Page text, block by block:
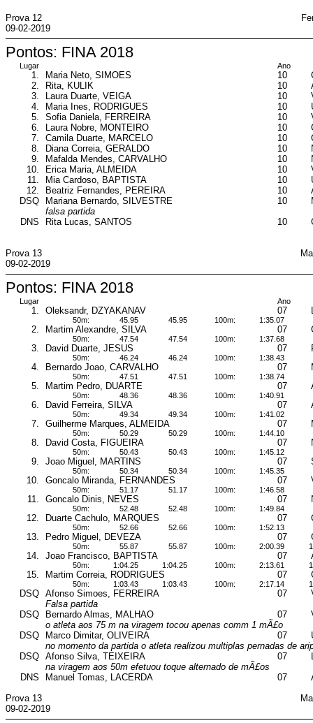
Prova 12
09-02-2019
Pontos: FINA 2018
Lugar Ano
1. Maria Neto, SIMOES 10
2.
Rita, KULIK 10
3.
Laura Duarte, VEIGA 10
4.
Maria Ines, RODRIGUES 10
5.
Sofia Daniela, FERREIRA 10
6.
Laura Nobre, MONTEIRO 10
7.
Camila Duarte, MARCELO 10
8.
Diana Correia, GERALDO 10
9.
Mafalda Mendes, CARVALHO 10
10.
Erica Maria, ALMEIDA 10
11.
Mia Cardoso, BAPTISTA 10
12.
Beatriz Fernandes, PEREIRA 10
DSQ
Mariana Bernardo, SILVESTRE 10
falsa partida
DNS
Rita Lucas, SANTOS 10
Prova 13
09-02-2019
Pontos: FINA 2018
Lugar Ano
1. Oleksandr, DZYAKANAV 07
50m: 45.95 45.95 100m: 1:35.07
2. Martim Alexandre, SILVA 07
50m: 47.54 47.54 100m: 1:37.68
3. David Duarte, JESUS 07
50m: 46.24 46.24 100m: 1:38.43
4. Bernardo Joao, CARVALHO 07
50m: 47.51 47.51 100m: 1:38.74
5. Martim Pedro, DUARTE 07
50m: 48.36 48.36 100m: 1:40.91
6. David Ferreira, SILVA 07
50m: 49.34 49.34 100m: 1:41.02
7. Guilherme Marques, ALMEIDA 07
50m: 50.29 50.29 100m: 1:44.10
8. David Costa, FIGUEIRA 07
50m: 50.43 50.43 100m: 1:45.12
9. Joao Miguel, MARTINS 07
50m: 50.34 50.34 100m: 1:45.35
10. Goncalo Miranda, FERNANDES 07
50m: 51.17 51.17 100m: 1:46.58
11. Goncalo Dinis, NEVES 07
50m: 52.48 52.48 100m: 1:49.84
12. Duarte Cachulo, MARQUES 07
50m: 52.66 52.66 100m: 1:52.13
13. Pedro Miguel, DEVEZA 07
50m: 55.87 55.87 100m: 2:00.39
14. Joao Francisco, BAPTISTA 07
50m: 1:04.25 1:04.25 100m: 2:13.61
15. Martim Correia, RODRIGUES 07
50m: 1:03.43 1:03.43 100m: 2:17.14
DSQ Afonso Simoes, FERREIRA 07
Falsa partida
DSQ
Bernardo Almas, MALHAO 07
o atleta aos 75 m na viragem tocou apenas comm 1 mÃ£o
DSQ
Marco Dimitar, OLIVEIRA 07
no momento da partida o atleta realizou multiplas pernadas de
DSQ Afonso Silva, TEIXEIRA 07
na viragem aos 50m efetuou toque alternado de mÃ£os
DNS
Manuel Tomas, LACERDA 07
Prova 13
09-02-2019